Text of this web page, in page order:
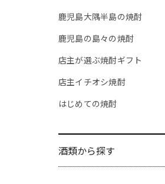
鹿児島大隅半島の焼酎
鹿児島の島々の焼酎
店主が選ぶ焼酎ギフト
店主イチオシ焼酎
はじめての焼酎
酒類から探す